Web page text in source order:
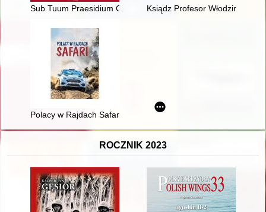
Sub Tuum Praesidium Confugimus" : patrocinia w
Ksiądz Profesor Włodzimierz
Polacy w Rajdach Safari
ROCZNIK 2023